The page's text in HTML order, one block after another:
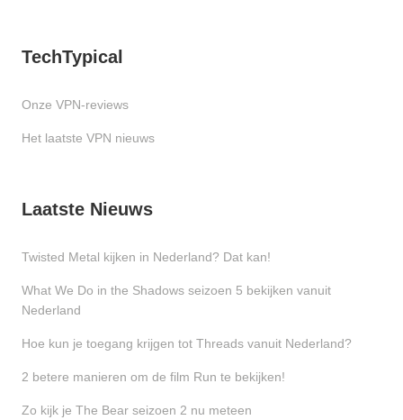
TechTypical
Onze VPN-reviews
Het laatste VPN nieuws
Laatste Nieuws
Twisted Metal kijken in Nederland? Dat kan!
What We Do in the Shadows seizoen 5 bekijken vanuit
Nederland
Hoe kun je toegang krijgen tot Threads vanuit Nederland?
2 betere manieren om de film Run te bekijken!
Zo kijk je The Bear seizoen 2 nu meteen